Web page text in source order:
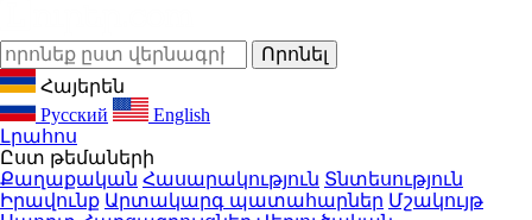
Հայերեն
Русский
English
Լրահոս
Ըստ թեմաների
Քաղաքական Հասարակություն Տնտեսություն
Իրավունք Արտակարգ պատահարներ Մշակույթ